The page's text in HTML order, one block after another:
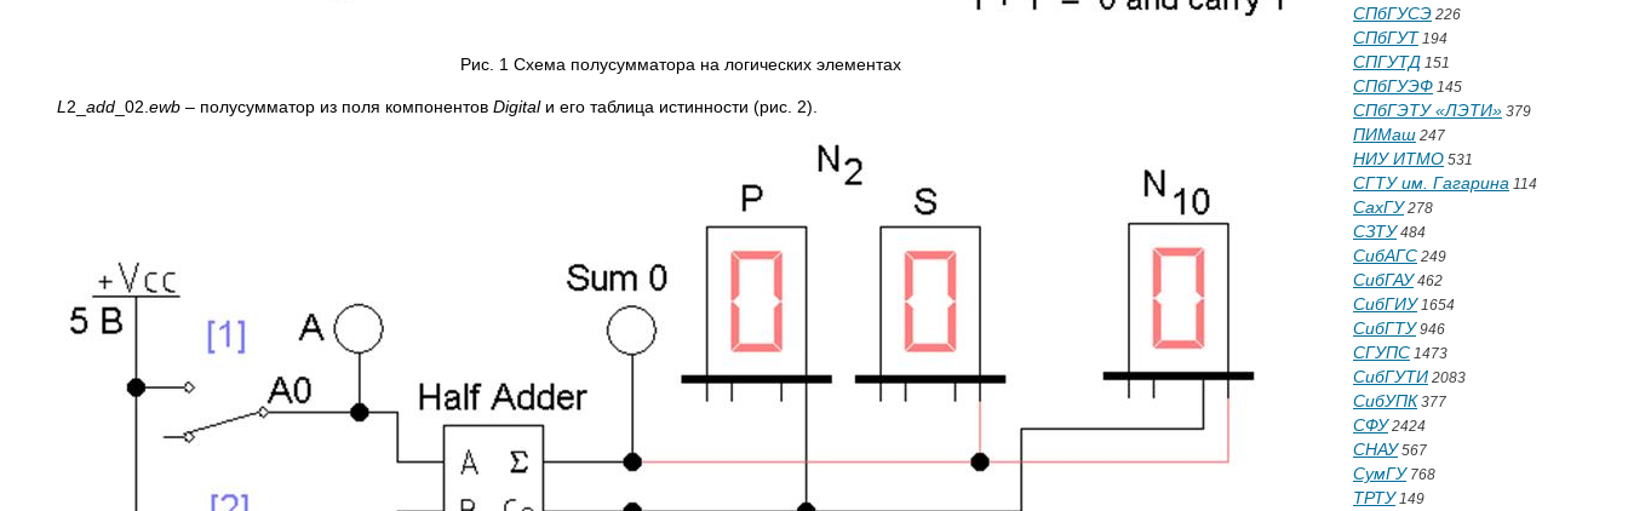
Рис. 1 Схема полусумматора на логических элементах
L 2_ add _02. ewb – полусумматор из поля компонентов Digitalи его таблица истинности (рис. 2).
СПбГУСЭ 226
СПбГУТ 194
СПГУТД 151
СПбГУЭФ 145
СПбГЭТУ «ЛЭТИ» 379
ПИМаш 247
НИУ ИТМО 531
СГТУ им. Гагарина 114
СахГУ278
СЗТУ484
СибАГС 249
СибГАУ462
СибГИУ1654
СибГТУ946
СГУПС 1473
СибГУТИ 2083
СибУПК 377
СФУ2424
СНАУ567
СумГУ768
ТРТУ149